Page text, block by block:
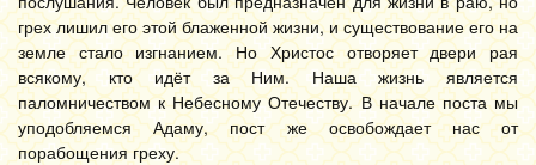
грех лишил его этой блаженной жизни, и существование его на
земле стало изгнанием. Но Христос отворяет двери рая
всякому, кто идёт за Ним. Наша жизнь является
паломничеством к Небесному Отечеству. В начале поста мы
уподобляемся Адаму, пост же освобождает нас от
порабощения греху.